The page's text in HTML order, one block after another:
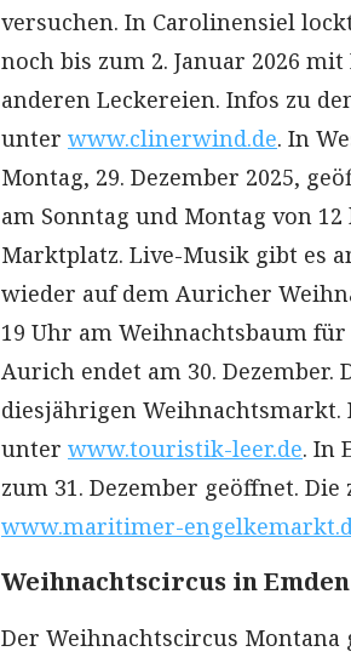
versuchen. In Carolinensiel
noch bis zum 2. Januar 2026
anderen Leckereien. Infos zu
unter www.clinerwind.de. In
Montag, 29. Dezember 2025,
am Sonntag und Montag von
Marktplatz. Live-Musik gibt es
wieder auf dem Auricher
19 Uhr am Weihnachtsbaum
Aurich endet am 30.
diesjährigen
unter www.touristik-leer.de. In
zum 31. Dezember geöffnet.
www.maritimer-
Weihnachtscircus in Emden
Der Weihnachtscircus Montana